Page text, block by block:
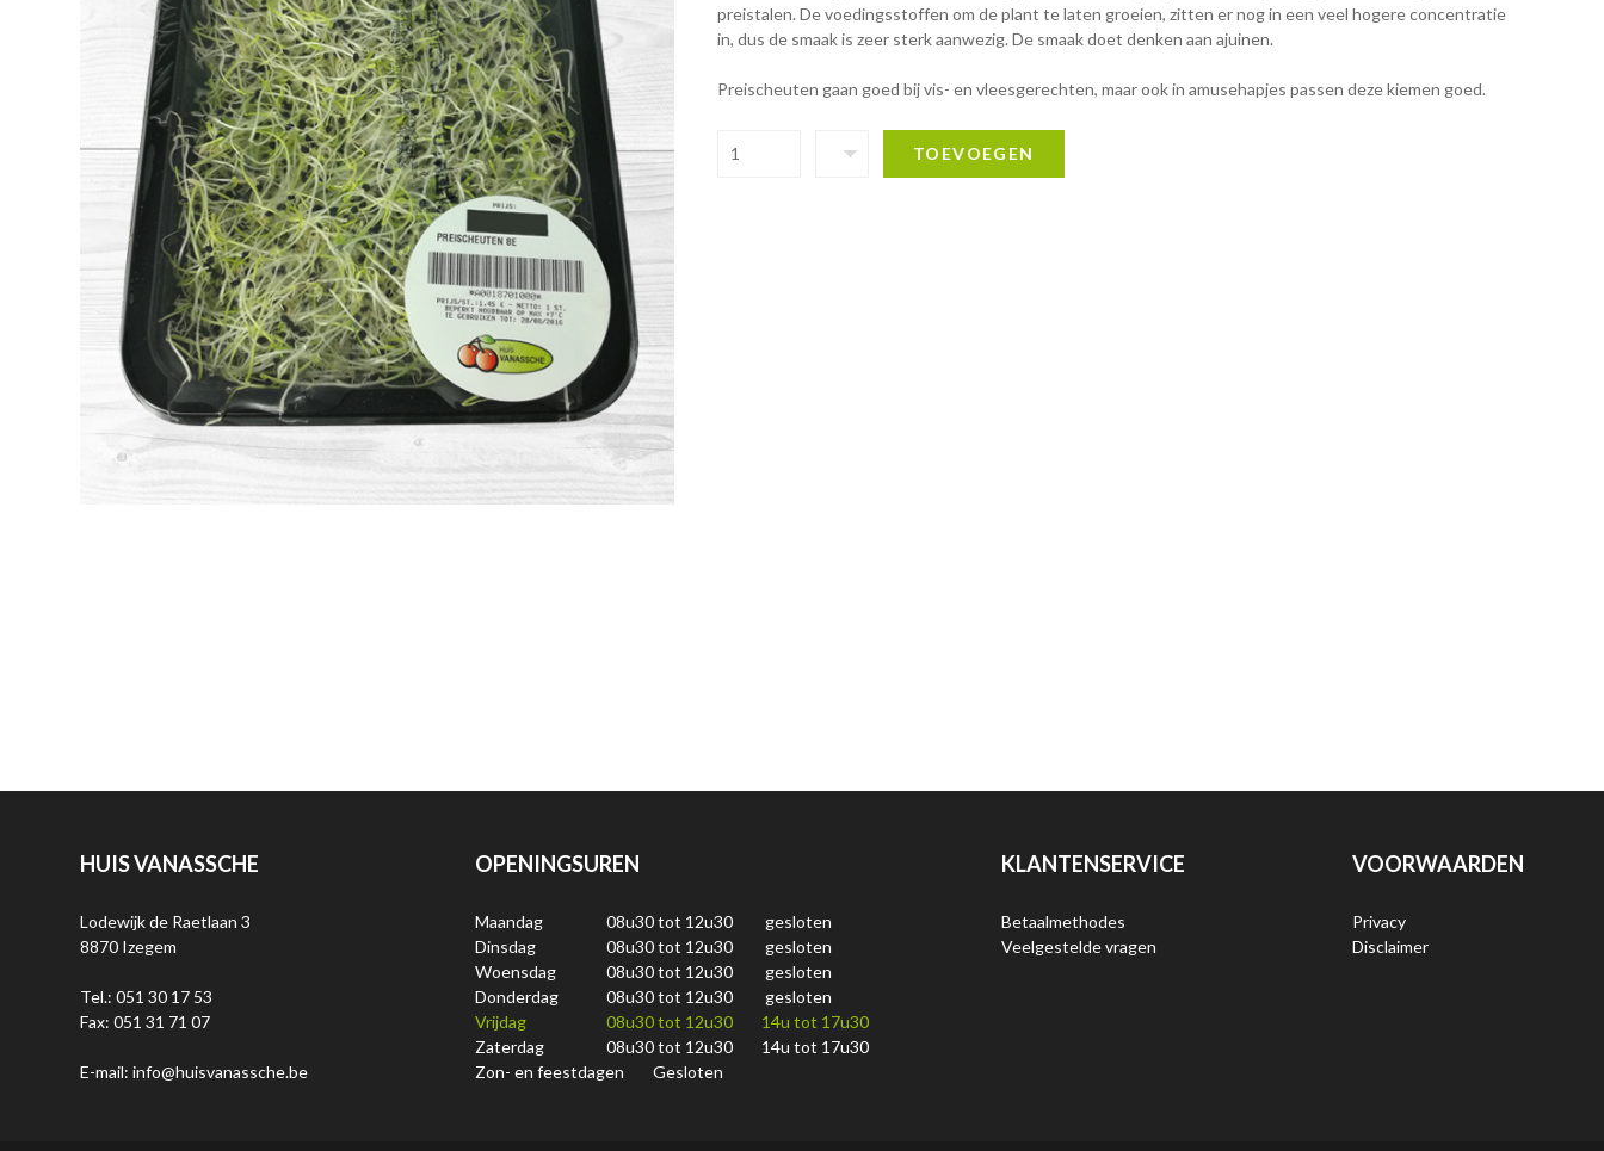
preistalen. De voedingsstoffen om de plant te laten groeien, zitten er nog in een veel hogere concentratie
in, dus de smaak is zeer sterk aanwezig. De smaak doet denken aan ajuinen.
Preischeuten gaan goed bij vis- en vleesgerechten, maar ook in amusehapjes passen deze kiemen goed.
TOEVOEGEN
HUIS VANASSCHE
Lodewijk de Raetlaan 3
8870 Izegem
Tel.: 051 30 17 53
Fax: 051 31 71 07
E-mail: info@huisvanassche.be
OPENINGSUREN
Maandag 08u30 tot 12u30
gesloten
Dinsdag
08u30 tot 12u30
gesloten
Woensdag
08u30 tot 12u30
gesloten
Donderdag
08u30 tot 12u30
gesloten
Vrijdag
08u30 tot 12u30
14u tot 17u30
Zaterdag
08u30 tot 12u30
14u tot 17u30
Zon- en feestdagen
Gesloten
KLANTENSERVICE
Betaalmethodes
Veelgestelde vragen
VOORWAARDEN
Privacy
Disclaimer